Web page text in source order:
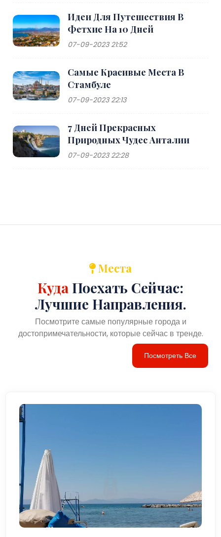
Идеи Для Путешествия В
Фетхие На 10 Дней
07-09-2023 21:52
Самые Красивые Места В
Стамбуле
07-09-2023 22:13
7 Дней Прекрасных
Природных Чудес Анталии
07-09-2023 22:28
Места
Куда Поехать Сейчас:
Лучшие Направления.
Посмотрите самые популярные города и
достопримечательности, которые сейчас в тренде.
Посмотреть Все